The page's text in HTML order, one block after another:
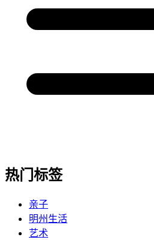
热门标签
亲子
明州生活
艺术